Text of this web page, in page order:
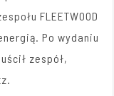
FLEETWOOD
Po wydaniu
zespół,